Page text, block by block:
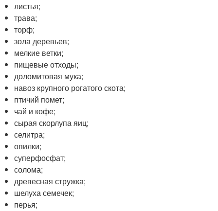
листья;
трава;
торф;
зола деревьев;
мелкие ветки;
пищевые отходы;
доломитовая мука;
навоз крупного рогатого скота;
птичий помет;
чай и кофе;
сырая скорлупа яиц;
селитра;
опилки;
суперфосфат;
солома;
древесная стружка;
шелуха семечек;
перья;